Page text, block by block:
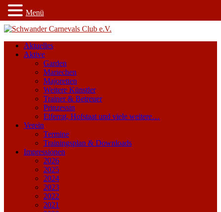
Aktuelles
Aktive
Garden
Mariechen
Majoretten
Weitere Künstler
Trainer & Betreuer
Prinzessin
Elferrat, Hofstaat und viele weitere…
Verein
Termine
Trainingsplan & Downloads
Impressionen
2026
2025
2024
2023
2022
2021
Menü